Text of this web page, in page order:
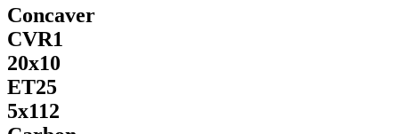
Concaver
CVR1
20x10
ET25
5x112